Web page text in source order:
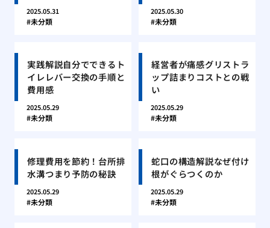
2025.05.31
未分類
2025.05.30
未分類
実践解説自分でできるト
イレレバー交換の手順と
費用感
2025.05.29
未分類
経営者が痛感グリストラ
ップ詰まりコストとの戦
い
2025.05.29
未分類
修理費用を節約！台所排
水溝つまり予防の秘訣
2025.05.29
未分類
蛇口の構造解説なぜ付け
根がぐらつくのか
2025.05.29
未分類